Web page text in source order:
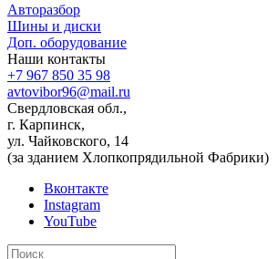
Авторазбор
Шины и диски
Доп. оборудование
Наши контакты
+7 967 850 35 98
avtovibor96@mail.ru
Свердловская обл.,
г. Карпинск,
ул. Чайковского, 14
(за зданием Хлопкопрядильной Фабрики)
Вконтакте
Instagram
YouTube